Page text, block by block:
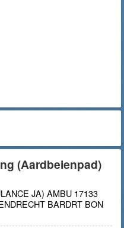
(Aardbeienpad)
JA) AMBU 17133
BARDRT BON